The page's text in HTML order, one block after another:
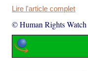
Lire l'article complet
© Human Rights Watch